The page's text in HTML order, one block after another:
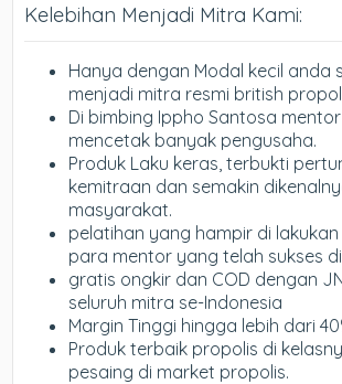
Kelebihan Menjadi Mitra Kami:
Hanya dengan Modal kecil anda
menjadi mitra resmi british
Di bimbing Ippho Santosa
mencetak banyak pengusaha.
Produk Laku keras, terbukti
kemitraan dan semakin
masyarakat.
pelatihan yang hampir di
para mentor yang telah sukses di
gratis ongkir dan COD dengan
seluruh mitra se-Indonesia
Margin Tinggi hingga lebih dari
Produk terbaik propolis di
pesaing di market propolis.